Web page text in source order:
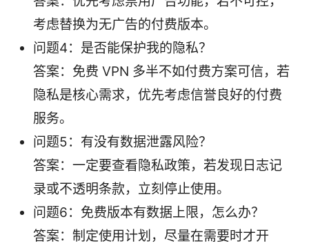
考虑替换为无广告的付费版本。
问题4：是否能保护我的隐私？
答案：免费 VPN 多半不如付费方案可信，若
隐私是核心需求，优先考虑信誉良好的付费
服务。
问题5：有没有数据泄露风险？
答案：一定要查看隐私政策，若发现日志记
录或不透明条款，立刻停止使用。
问题6：免费版本有数据上限，怎么办？
答案：制定使用计划，尽量在需要时才开